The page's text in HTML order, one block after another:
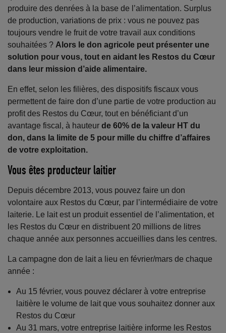
produire des denrées à la base de l’alimentation. Surplus
de production, variations de prix : vous ne pouvez pas
toujours vendre le fruit de votre travail aux conditions
souhaitées ? Alors le don agricole peut présenter une
solution pour vous, tout en aidant les Restos du Cœur
dans leur mission d’aide alimentaire.
En effet, selon les filières, des dispositifs fiscaux vous
permettent de faire don d’une partie de votre production au
profit des Restos du Cœur, tout en bénéficiant d’un
avantage fiscal, à hauteur de 60% de la valeur HT du
don, dans la limite de 5 pour mille du chiffre d’affaires
de votre exploitation.
Vous êtes producteur laitier
Depuis décembre 2013, vous pouvez faire un don
volontaire aux Restos du Cœur, par l’intermédiaire de votre
laiterie. Le lait est un produit essentiel de l’alimentation, et
les Restos du Cœur en distribuent 20 millions de litres
chaque année aux personnes accueillies dans les centres.
La campagne don de lait a lieu en février/mars de chaque
année :
Au 15 février, vous pouvez déclarer à votre entreprise
laitière le volume de lait que vous souhaitez donner aux
Restos du Cœur
Au 31 mars, votre entreprise laitière informe les Restos